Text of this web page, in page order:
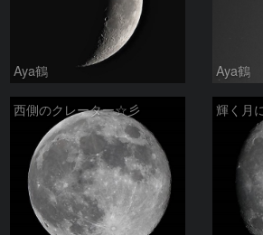
Aya鶴 Aya鶴
西側のクレーター☆彡 輝く月